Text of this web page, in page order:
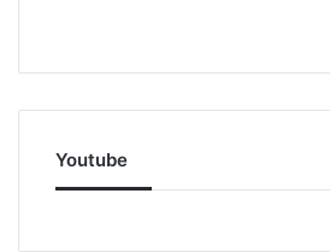
Youtube